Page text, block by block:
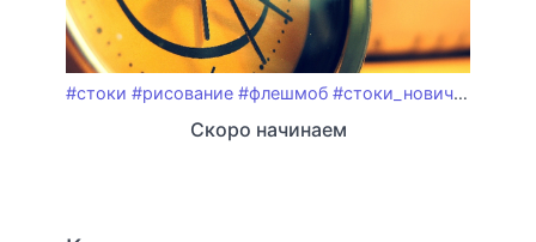
#стоки #рисование #флешмоб #стоки_новичкам
Скоро начинаем